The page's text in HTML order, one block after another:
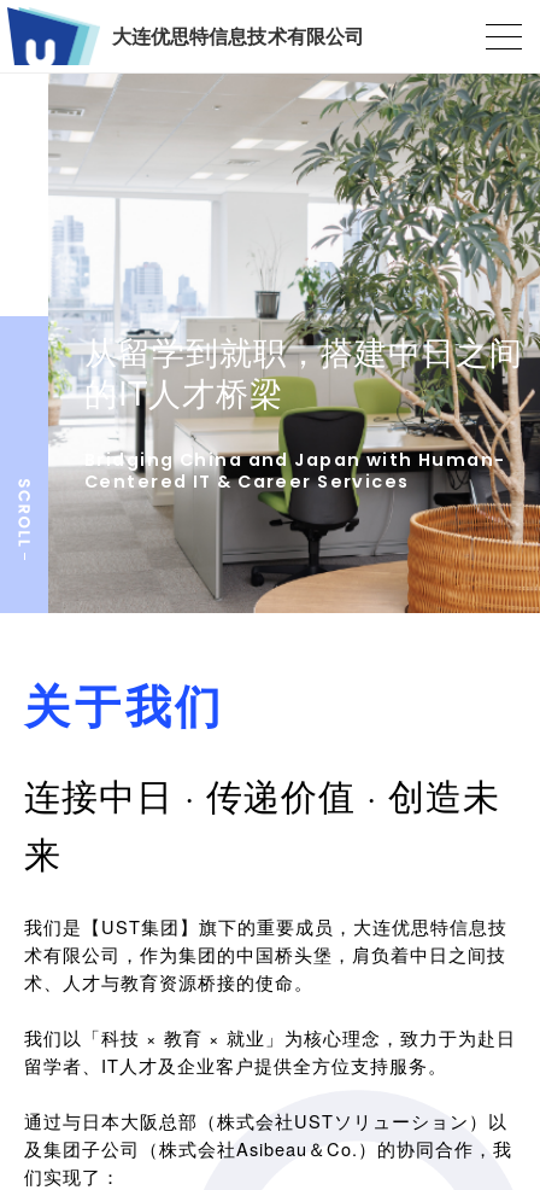
大连优思特信息技术有限公司
从留学到就职，搭建中日之间
的IT人才桥梁
Bridging China and Japan with Human-
Centered IT & Career Services
关于我们
连接中日 · 传递价值 · 创造未
来
我们是【UST集团】旗下的重要成员，大连优思特信息技
术有限公司，作为集团的中国桥头堡，肩负着中日之间技
术、人才与教育资源桥接的使命。
我们以「科技 × 教育 × 就业」为核心理念，致力于为赴日
留学者、IT人才及企业客户提供全方位支持服务。
通过与日本大阪总部（株式会社USTソリューション）以
及集团子公司（株式会社Asibeau＆Co.）的协同合作，我
们实现了：